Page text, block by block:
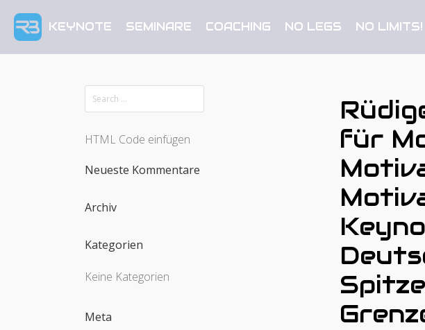
KEYNOTE SEMINARE COACHING NO LEGS NO LIMITS!
für
HTML Code einfügen
Neueste Kommentare
Archiv
Kategorien
Keine Kategorien
Meta